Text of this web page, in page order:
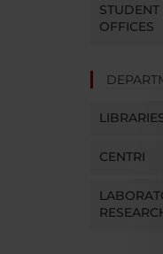
OFFICES
CENTRI